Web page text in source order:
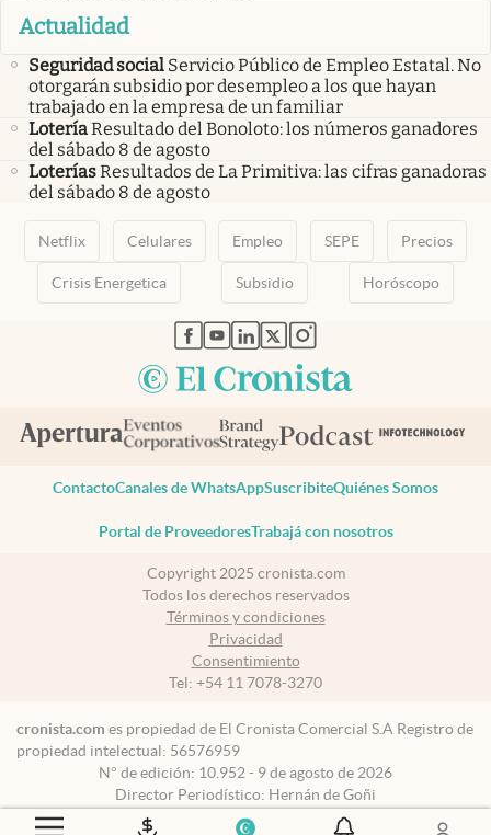
Actualidad
Seguridad social Servicio Público de Empleo Estatal. No
otorgarán subsidio por desempleo a los que hayan
trabajado en la empresa de un familiar
LoteríaResultado del Bonoloto: los números ganadores
del sábado 8 de agosto
LoteríasResultados de La Primitiva: las cifras ganadoras
del sábado 8 de agosto
Netflix Celulares Empleo SEPE Precios
Crisis Energetica Subsidio Horóscopo
abre en nueva pestaña
abre en nueva pestaña
abre en nueva pestaña
abre en nueva pestaña
abre en nueva pestaña
ContactoCanales de WhatsAppSuscribiteQuiénes Somos
Portal de ProveedoresTrabajá con nosotros
Copyright 2025 cronista.com
Todos los derechos reservados
Términos y condiciones
Privacidad
Consentimiento
Tel: +54 11 7078-3270
cronista.com es propiedad de El Cronista Comercial S.A Registro de
propiedad intelectual: 56576959
N° de edición: 10.952 - 9 de agosto de 2026
Director Periodístico: Hernán de Goñi